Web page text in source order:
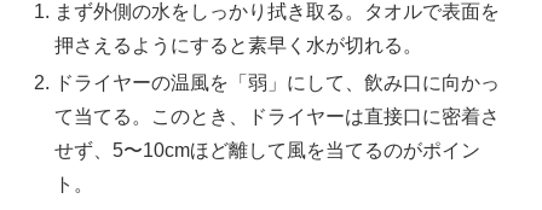
まず外側の水をしっかり拭き取る。タオルで表面を
押さえるようにすると素早く水が切れる。
ドライヤーの温風を「弱」にして、飲み口に向かっ
て当てる。このとき、ドライヤーは直接口に密着さ
せず、5〜10cmほど離して風を当てるのがポイン
ト。